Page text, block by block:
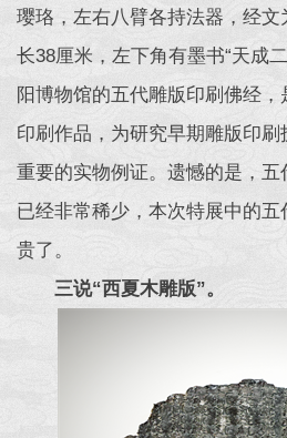
璎珞，左右八臂各持法器，经文
长38厘米，左下角有墨书“天成
阳博物馆的五代雕版印刷佛经
印刷作品，为研究早期雕版印
重要的实物例证。遗憾的是，
已经非常稀少，本次特展中的
贵了。
三说“西夏木雕版”。